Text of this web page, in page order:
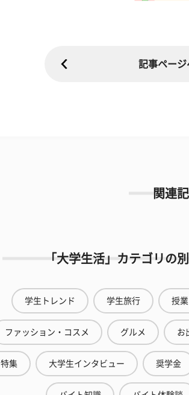
記事ページ
関連
「大学生活」カテゴリの
学生トレンド 学生旅行 授
ファッション・コスメ グルメ お
特集 大学生インタビュー 奨学金